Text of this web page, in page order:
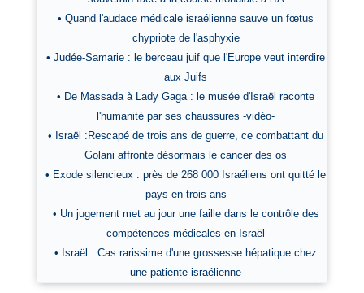
• Quand l'audace médicale israélienne sauve un fœtus
chypriote de l'asphyxie
• Judée-Samarie : le berceau juif que l'Europe veut interdire
aux Juifs
• De Massada à Lady Gaga : le musée d'Israël raconte
l'humanité par ses chaussures -vidéo-
• Israël :Rescapé de trois ans de guerre, ce combattant du
Golani affronte désormais le cancer des os
• Exode silencieux : près de 268 000 Israéliens ont quitté le
pays en trois ans
• Un jugement met au jour une faille dans le contrôle des
compétences médicales en Israël
• Israël : Cas rarissime d'une grossesse hépatique chez
une patiente israélienne